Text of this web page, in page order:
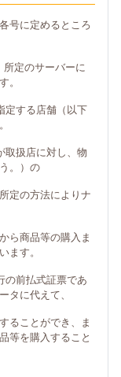
号に定めるところ
所定のサーバーに
。
定する店舗（以下
取扱店に対し、物
。）の
定の方法によりナ
ら商品等の購入ま
ます。
の前払式証票であ
タに代えて、
ることができ、ま
等を購入すること